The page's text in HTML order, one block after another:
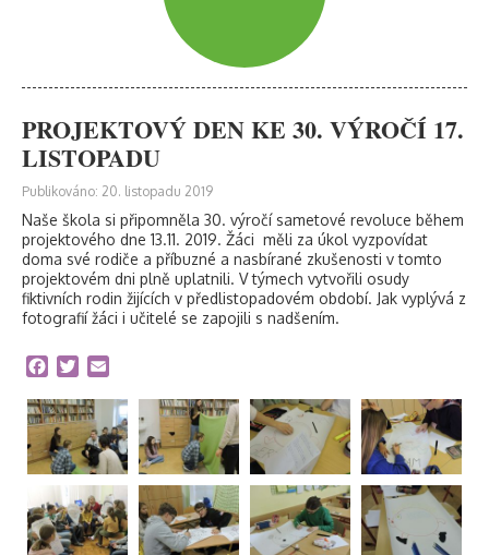
PROJEKTOVÝ DEN KE 30. VÝROČÍ 17.
LISTOPADU
Publikováno: 20. listopadu 2019
Naše škola si připomněla 30. výročí sametové revoluce během
projektového dne 13.11. 2019. Žáci měli za úkol vyzpovídat
doma své rodiče a příbuzné a nasbírané zkušenosti v tomto
projektovém dni plně uplatnili. V týmech vytvořili osudy
fiktivních rodin žijících v předlistopadovém období. Jak vyplývá z
fotografií žáci i učitelé se zapojili s nadšením.
Facebook
Twitter